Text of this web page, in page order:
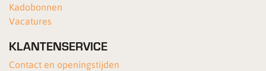
Kadobonnen
Vacatures
KLANTENSERVICE
Contact en openingstijden